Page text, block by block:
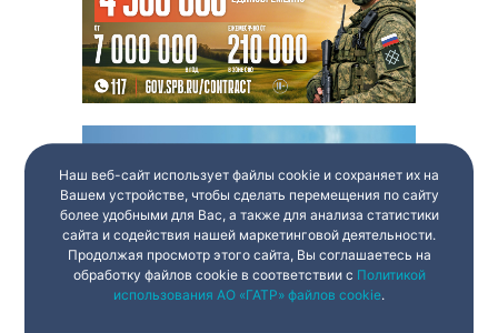
Наш веб-сайт использует файлы cookie и сохраняет их на
Вашем устройстве, чтобы сделать перемещения по сайту
более удобными для Вас, а также для анализа статистики
сайта и содействия нашей маркетинговой деятельности.
Продолжая просмотр этого сайта, Вы соглашаетесь на
обработку файлов cookie в соответствии с Политикой
использования АО «ГАТР» файлов cookie.